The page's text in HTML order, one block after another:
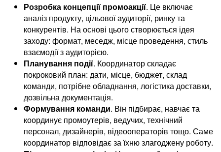
Розробка концепції промоакції. Це включає
аналіз продукту, цільової аудиторії, ринку та
конкурентів. На основі цього створюється ідея
заходу: формат, меседж, місце проведення, стиль
взаємодії з аудиторією.
Планування події. Координатор складає
покроковий план: дати, місце, бюджет, склад
команди, потрібне обладнання, логістика доставки,
дозвільна документація.
Формування команди. Він підбирає, навчає та
координує промоутерів, ведучих, технічний
персонал, дизайнерів, відеооператорів тощо. Саме
координатор відповідає за їхню злагоджену роботу.